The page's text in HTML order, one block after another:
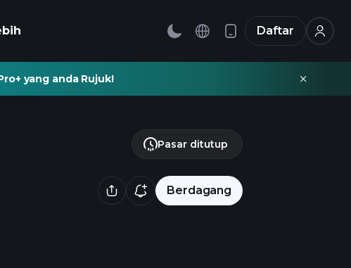
Daftar
yang anda Rujuk!
Berdagang
Pasar ditutup